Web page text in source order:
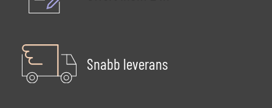
Snabb leverans